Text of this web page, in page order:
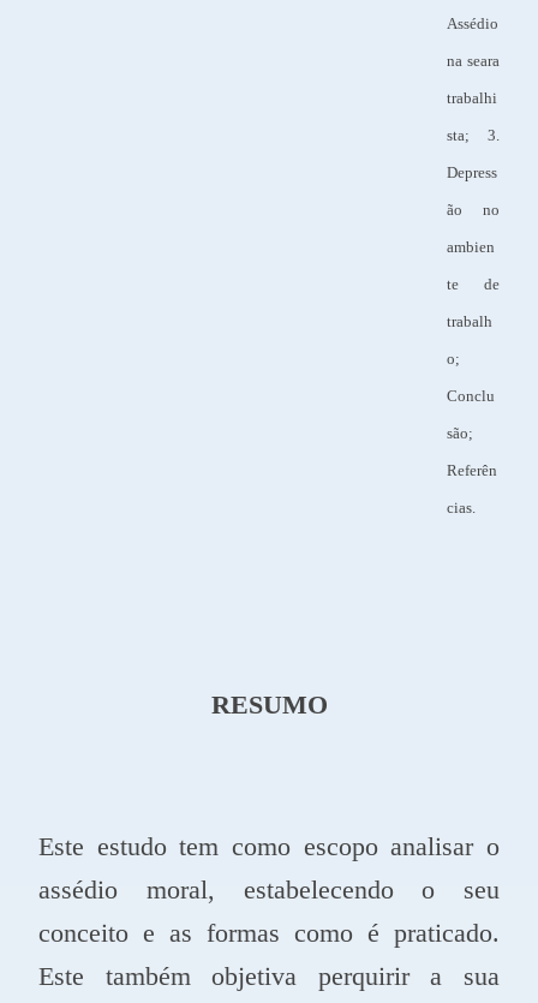
Assédio
na seara
trabalhi
sta; 3.
Depress
ão no
ambien
te de
trabalh
o;
Conclu
são;
Referên
cias.
RESUMO
Este estudo tem como escopo analisar o
assédio moral, estabelecendo o seu
conceito e as formas como é praticado.
Este também objetiva perquirir a sua